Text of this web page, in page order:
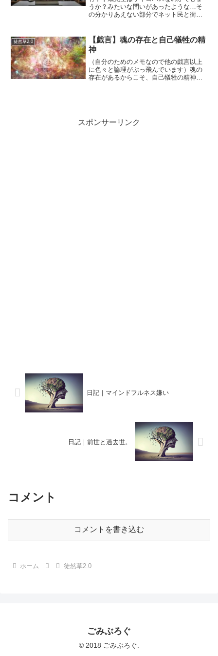
うか？みたいな問いがあったような…そ
の分かりあえない部分でネット民と衝突
っていうのはあるような…気がする。い
や、つなげようと思えば、...
徒然草2.0
【戯言】魂の存在と自己犠牲の精
神
（自分のためのメモなので他の戯言以上
に色々と論理がぶっ飛んでいます）魂の
存在があるからこそ、自己犠牲の精神が
スポンサーリンク
日記｜マインドフルネス嫌い
日記｜前世と過去世。
コメント
コメントを書き込む
ホーム 徒然草2.0
ごみぶろぐ
© 2018 ごみぶろぐ.